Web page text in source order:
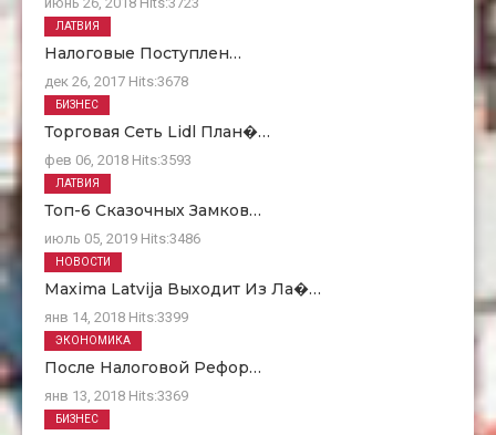
Налоговые Поступлен…
дек 26, 2017 Hits:3678
ЛАТВИЯ
Торговая Сеть Lidl План�…
фев 06, 2018 Hits:3593
БИЗНЕС
Топ-6 Сказочных Замков…
июль 05, 2019 Hits:3486
ЛАТВИЯ
Maxima Latvija Выходит Из Ла�…
янв 14, 2018 Hits:3399
НОВОСТИ
После Налоговой Рефор…
янв 13, 2018 Hits:3369
ЭКОНОМИКА
БИЗНЕС